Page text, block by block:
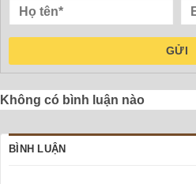
GỬI
Không có bình luận nào
BÌNH LUẬN